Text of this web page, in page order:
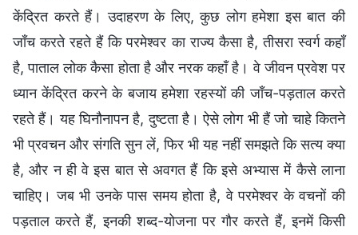
केंद्रित करते हैं। उदाहरण के लिए, कुछ लोग हमेशा इस बात की
जाँच करते रहते हैं कि परमेश्वर का राज्य कैसा है, तीसरा स्वर्ग कहाँ
है, पाताल लोक कैसा होता है और नरक कहाँ है। वे जीवन प्रवेश पर
ध्यान केंद्रित करने के बजाय हमेशा रहस्यों की जाँच-पड़ताल करते
रहते हैं। यह घिनौनापन है, दुष्टता है। ऐसे लोग भी हैं जो चाहे कितने
भी प्रवचन और संगति सुन लें, फिर भी यह नहीं समझते कि सत्य क्या
है, और न ही वे इस बात से अवगत हैं कि इसे अभ्यास में कैसे लाना
चाहिए। जब भी उनके पास समय होता है, वे परमेश्वर के वचनों की
पड़ताल करते हैं, इनकी शब्द-योजना पर गौर करते हैं, इनमें किसी